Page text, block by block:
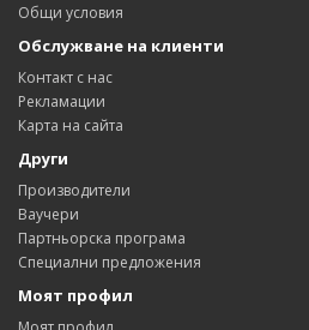
Общи условия
Обслужване на клиенти
Контакт с нас
Рекламации
Карта на сайта
Други
Производители
Ваучери
Партньорска програма
Специални предложения
Моят профил